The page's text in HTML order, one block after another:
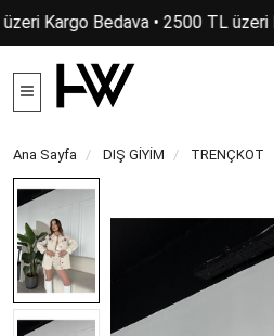
Kargo Bedava • 2500 TL
Ana Sayfa DIŞ GİYİM TRENÇKOT